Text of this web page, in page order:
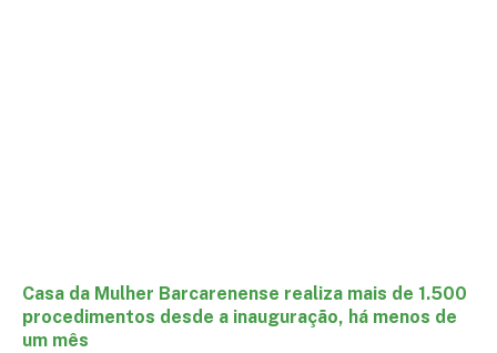
Casa da Mulher Barcarenense realiza mais de 1.500
procedimentos desde a inauguração, há menos de
um mês